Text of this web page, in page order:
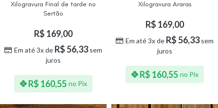
Xilogravura Final de tarde no
Sertão
R$ 169,00
Em até 3x de R$56,33sem
juros
R$ 160,55 no Pix
Xilogravura Araras
R$ 169,00
Em até 3x de R$56,33sem
juros
R$ 160,55 no Pix